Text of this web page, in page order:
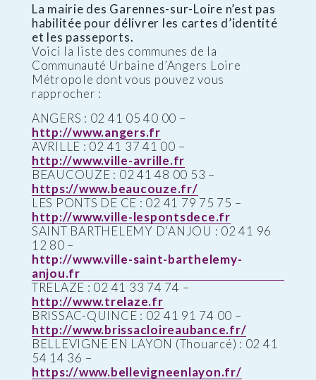
La mairie des Garennes-sur-Loire n’est pas
habilitée pour délivrer les cartes d’identité
et les passeports.
Voici la liste des communes de la
Communauté Urbaine d’Angers Loire
Métropole dont vous pouvez vous
rapprocher :
ANGERS : 02 41 05 40 00 –
http://www.angers.fr
AVRILLE : 02 41 37 41 00 –
http://www.ville-avrille.fr
BEAUCOUZE : 02 41 48 00 53 –
https://www.beaucouze.fr/
LES PONTS DE CE : 02 41 79 75 75 –
http://www.ville-lespontsdece.fr
SAINT BARTHELEMY D’ANJOU : 02 41 96
12 80 –
http://www.ville-saint-barthelemy-
anjou.fr
TRELAZE : 02 41 33 74 74 –
http://www.trelaze.fr
BRISSAC-QUINCE : 02 41 91 74 00 –
http://www.brissacloireaubance.fr/
BELLEVIGNE EN LAYON (Thouarcé) : 02 41
54 14 36 –
https://www.bellevigneenlayon.fr/